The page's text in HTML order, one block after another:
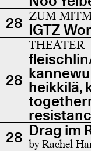
28 ZUM
IGTZ
28
THEATER
heikkilä,
28 Drag im
by Rachel